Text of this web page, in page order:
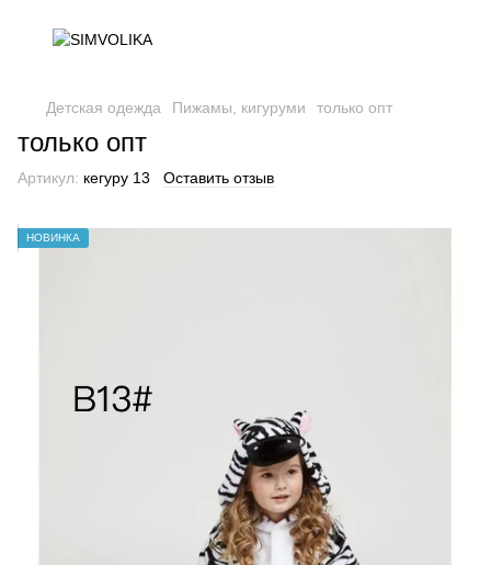
Детская одежда Пижамы, кигуруми только опт
только опт
Артикул: кегуру 13 Оставить отзыв
НОВИНКА